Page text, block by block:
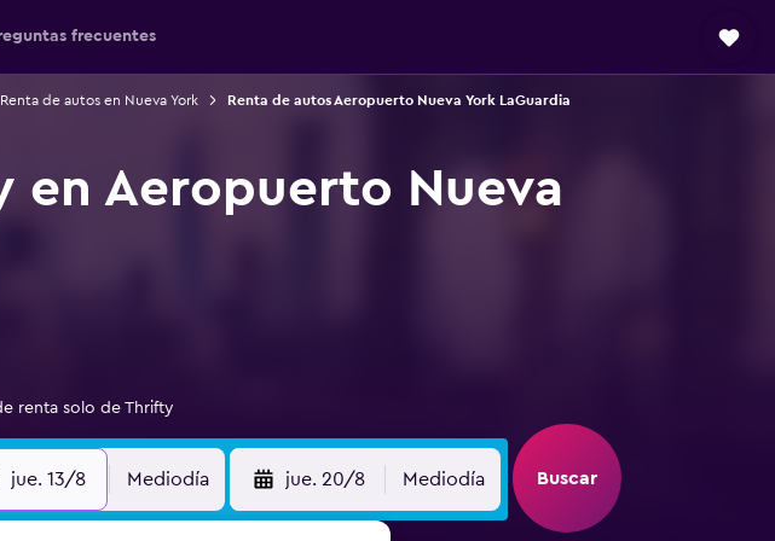
frecuentes
Renta de autos en Nueva York Renta de autos Aeropuerto Nueva York LaGuardia
en Aeropuerto Nueva
renta solo de Thrifty
jue. 13/8 Mediodía jue. 20/8 Mediodía Buscar